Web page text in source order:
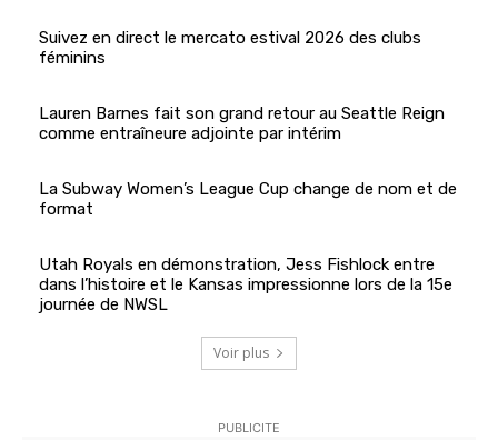
Suivez en direct le mercato estival 2026 des clubs
féminins
Lauren Barnes fait son grand retour au Seattle Reign
comme entraîneure adjointe par intérim
La Subway Women’s League Cup change de nom et de
format
Utah Royals en démonstration, Jess Fishlock entre
dans l’histoire et le Kansas impressionne lors de la 15e
journée de NWSL
Voir plus